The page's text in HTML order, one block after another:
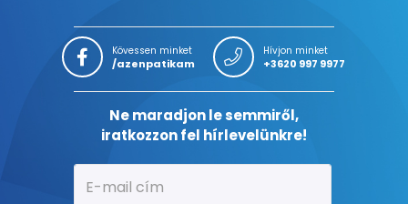
Kövessen minket
/azenpatikam
Hívjon minket
+3620 997 9977
Ne maradjon le semmiről,
iratkozzon fel hírlevelünkre!